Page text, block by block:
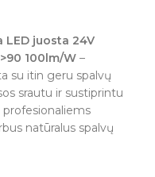
LED juosta 24V
100lm/W –
su itin geru spalvų
srautu ir sustiprintu
natūralus spalvų